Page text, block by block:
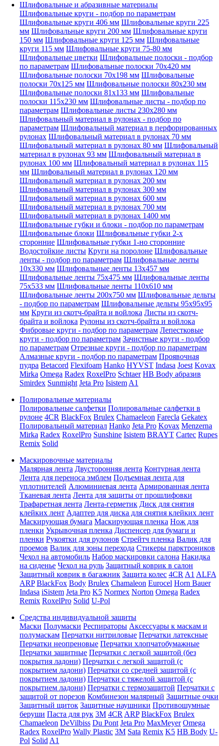
Шлифовальные и абразивные материалы
Шлифовальные круги - подбор по параметрам
Шлифовальные круги 406 мм Шлифовальные круги 225
мм Шлифовальные круги 200 мм Шлифовальные круги
150 мм Шлифовальные круги 125 мм Шлифовальные
круги 115 мм Шлифовальные круги 75-80 мм
Шлифовальные цветки Шлифовальные полоски - подбор
по параметрам Шлифовальные полоски 70x420 мм
Шлифовальные полоски 70x198 мм Шлифовальные
полоски 70x125 мм Шлифовальные полоски 80x230 мм
Шлифовальные полоски 81x133 мм Шлифовальные
полоски 115x230 мм Шлифовальные листы - подбор по
параметрам Шлифовальные листы 230x280 мм
Шлифовальный материал в рулонах - подбор по
параметрам Шлифовальный материал в перфорированных
рулонах Шлифовальный материал в рулонах 70 мм
Шлифовальный материал в рулонах 80 мм Шлифовальный
материал в рулонах 93 мм Шлифовальный материал в
рулонах 100 мм Шлифовальный материал в рулонах 115
мм Шлифовальный материал в рулонах 120 мм
Шлифовальный материал в рулонах 200 мм
Шлифовальный материал в рулонах 300 мм
Шлифовальный материал в рулонах 600 мм
Шлифовальный материал в рулонах 700 мм
Шлифовальный материал в рулонах 1400 мм
Шлифовальные губки и блоки - подбор по параметрам
Шлифовальные блоки Шлифовальные губки 2-х
сторонние Шлифовальные губки 1-но сторонние
Водостойкие листы Круги на поролоне Шлифовальные
ленты - подбор по параметрам Шлифовальные ленты
10x330 мм Шлифовальные ленты 13x457 мм
Шлифовальные ленты 75x475 мм Шлифовальные ленты
75x533 мм Шлифовальные ленты 110x610 мм
Шлифовальные ленты 200x750 мм Шлифовальные дельты
- подбор по параметрам Шлифовальные дельты 95x95x95
мм Круги из скотч-брайта и войлока Листы из скотч-
брайта и войлока Рулоны из скотч-брайта и войлока
Фибровые круги - подбор по параметрам Лепестковые
круги - подбор по параметрам Зачистные круги - подбор
по параметрам Отрезные круги - подбор по параметрам
Алмазные круги - подбор по параметрам Проявочная
пудра Betacord Flexifoam Hanko HYVST Indasa Joest Kovax
Mirka Omega Radex RoxelPro Schtaer HB Body абразив
Smirdex Sunmight Jeta Pro Isistem A1
Полировальные материалы
Полировальные салфетки Полировальные салфетки в
рулоне 4CR BlackFox Brulex Chamaeleon Farecla Gekatex
Полировальный материал Hanko Jeta Pro Kovax Menzerna
Mirka Radex RoxelPro Sunshine Isistem BRAYT Cartec Rupes
Remix Solid
Маскировочные материалы
Малярная лента Двусторонняя лента Контурная лента
Лента для переноса эмблем Подъемная лента для
уплотнителей Алюминиевая лента Армированная лента
Тканевая лента Лента для защиты от прошлифовки
Трафаретная лента Лента-герметик Диск для снятия
клейких лент Адаптер для диска для снятия клейких лент
Маскирующая бумага Маскирующая пленка Нож для
пленки Укрывочная пленка Диспенсер для бумаги и
пленки Рукоятки для рулонов Стрейтч пленка Валик для
проемов Валик для зоны перехода Стикеры парктроников
Чехол на автомобиль Набор маскировки салона Накидка
на сиденье Чехол на руль Защитный коврик в салон
Защитный коврик в багажник Защита колес 4CR A1 ALFA
ARP BlackFox Body Brulex Chamaleon Eurocel Horn Bauer
Indasa iSistem Jeta Pro K5 Normex Norton Omega Radex
Remix RoxelPro Solid U-Pol
Средства индивидуальной защиты
Маски Полумаски Респираторы Аксессуары к маскам и
полумаскам Перчатки нитриловые Перчатки латексные
Перчатки неопреновые Перчатки хлопчатобумажные
Перчатки защитные Перчатки с легкой защитой (без
покрытия ладони) Перчатки с легкой защитой (с
покрытием ладони) Перчатки со средней защитой (с
покрытием ладони) Перчатки с тяжелой защитой (с
покрытием ладони) Перчатки с термозащитой Перчатки с
защитой от порезов Комбинезон малярный Защитные очки
Защитный щиток Защитные наушники Противошумные
беруши Паста для рук 3M 4CR ARP BlackFox Brulex
Chamaeleon DeVilbiss Du Pont Jeta Pro MaxMeyer Omega
Radex RoxelPro Wally Plastic 3M Sata Remix K5 HB Body U-
Pol Solid A1